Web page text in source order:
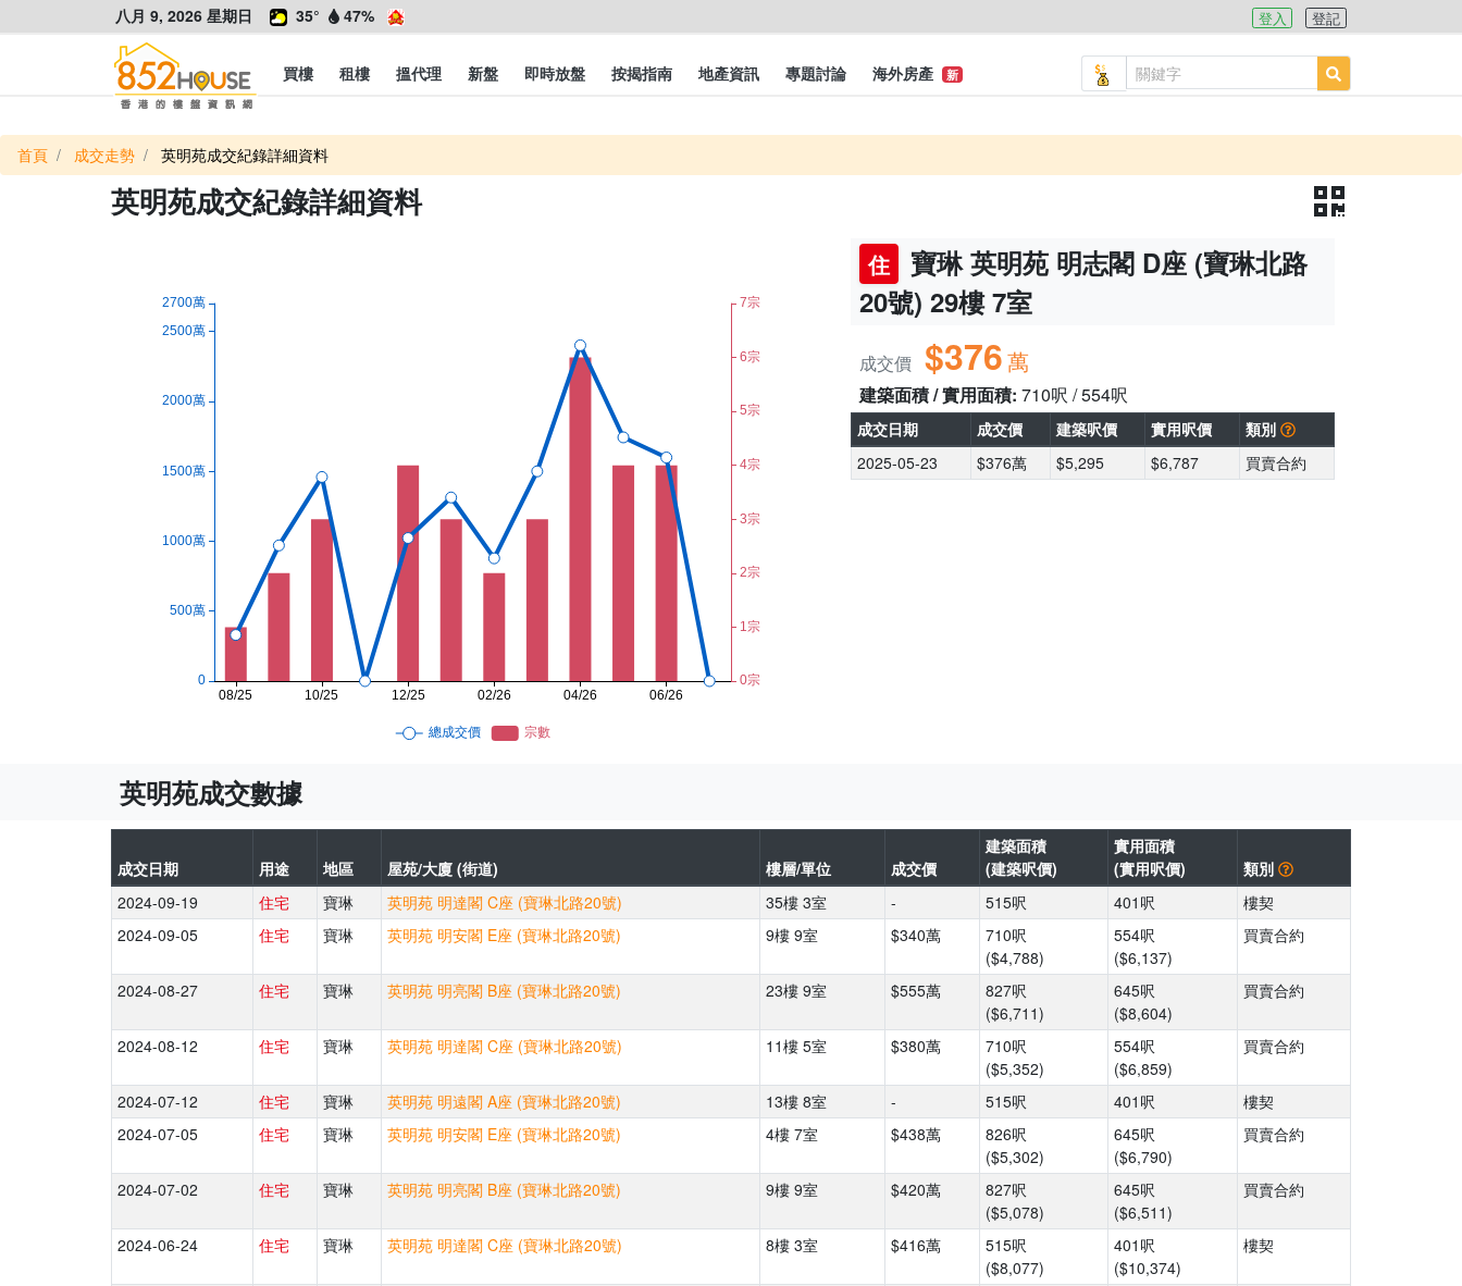
八月 9, 2026 星期日 35° 47% 登入 登記
買樓 租樓 搵代理 新盤 即時放盤 按揭指南 地產資訊 專題討論 海外房產 新
首頁 成交走勢 英明苑成交紀錄詳細資料
英明苑成交紀錄詳細資料
住
寶琳 英明苑 明志閣 D座 (寶琳北路
20號) 29樓 7室
成交價 $376萬
建築面積 / 實用面積: 710呎 / 554呎
成交日期 成交價 建築呎價 實用呎價
類別
2025-05-23
$376萬 $5,295 $6,787 買賣合約
英明苑成交數據
成交日期 用途 地區 屋苑/大廈 (街道) 樓層/單位 成交價
建築面積
(建築呎價)
實用面積
(實用呎價)
類別
2024-09-19
住宅 寶琳 英明苑 明達閣 C座 (寶琳北路20號) 35樓 3室 - 515呎 401呎
樓契
2024-09-05
住宅 寶琳 英明苑 明安閣 E座 (寶琳北路20號) 9樓 9室 $340萬
710呎
($4,788)
554呎
($6,137)
買賣合約
2024-08-27 住宅 寶琳 英明苑 明亮閣 B座 (寶琳北路20號) 23樓 9室 $555萬
827呎
($6,711)
645呎
($8,604)
買賣合約
2024-08-12 住宅 寶琳 英明苑 明達閣 C座 (寶琳北路20號) 11樓 5室 $380萬
710呎
($5,352)
554呎
($6,859)
買賣合約
2024-07-12 住宅 寶琳 英明苑 明遠閣 A座 (寶琳北路20號) 13樓 8室 - 515呎 401呎
樓契
2024-07-05
住宅 寶琳 英明苑 明安閣 E座 (寶琳北路20號) 4樓 7室 $438萬
826呎
($5,302)
645呎
($6,790)
買賣合約
2024-07-02 住宅 寶琳 英明苑 明亮閣 B座 (寶琳北路20號) 9樓 9室 $420萬
827呎
($5,078)
645呎
($6,511)
買賣合約
2024-06-24 住宅 寶琳 英明苑 明達閣 C座 (寶琳北路20號) 8樓 3室 $416萬
515呎
($8,077)
401呎
($10,374)
樓契